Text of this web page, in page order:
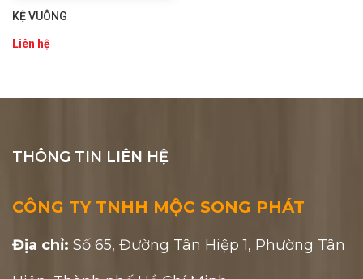
KỆ VUÔNG
Liên hệ
THÔNG TIN LIÊN HỆ
CÔNG TY TNHH MỘC SONG PHÁT
Địa chỉ: Số 65, Đường Tân Hiệp 1, Phường Tân